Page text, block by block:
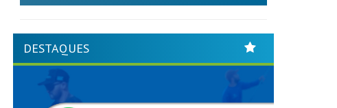
DESTAQUES